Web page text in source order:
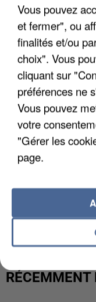
L'upload de fichier est
audios.
Votre lettre de
audios.
Envoyer la
RÉCEMMENT
Vous pouvez
et fermer", ou
finalités et/ou
choix". Vous
cliquant sur
préférences ne
Vous pouvez
votre
"Gérer les
page.